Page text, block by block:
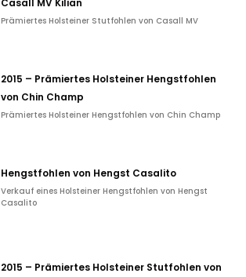
Prämiertes Holsteiner Stutfohlen von Casall MV
2015 – Prämiertes Holsteiner Hengstfohlen
von Chin Champ
Prämiertes Holsteiner Hengstfohlen von Chin Champ
Hengstfohlen von Hengst Casalito
Verkauf eines Holsteiner Hengstfohlen von Hengst
Casalito
2015 – Prämiertes Holsteiner Stutfohlen von